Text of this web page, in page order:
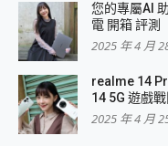
您的專屬AI
電 開箱 評測
2025 年 4 月
realme 14
14 5G 遊戲
2025 年 4 月